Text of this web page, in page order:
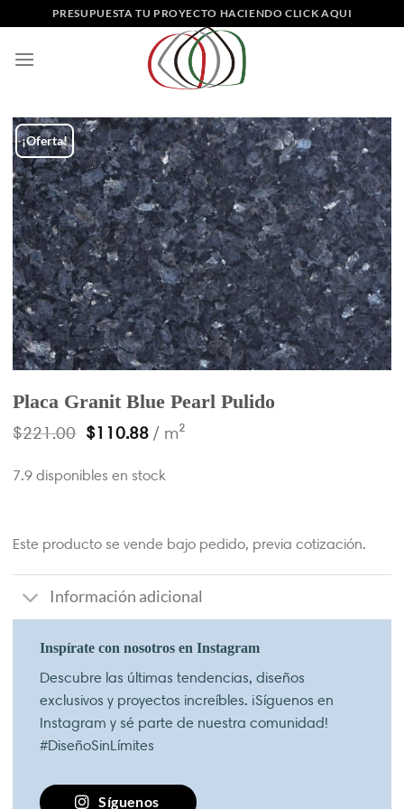
al
contenido
PRESUPUESTA TU PROYECTO HACIENDO CLICK AQUI
¡Oferta!
Placa Granit Blue Pearl Pulido
$221.00 $110.88 / m²
7.9 disponibles en stock
Este producto se vende bajo pedido, previa cotización.
Información adicional
Inspírate con nosotros en Instagram
Descubre las últimas tendencias, diseños
exclusivos y proyectos increíbles. ¡Síguenos en
Instagram y sé parte de nuestra comunidad!
#DiseñoSinLímites
Síguenos